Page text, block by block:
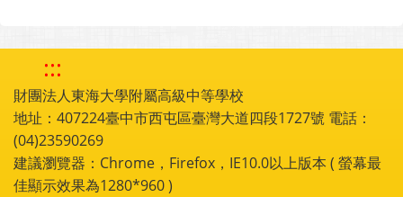
:::
財團法人東海大學附屬高級中等學校
地址：407224臺中市西屯區臺灣大道四段1727號 電話：
(04)23590269
建議瀏覽器：Chrome，Firefox，IE10.0以上版本 ( 螢幕最
佳顯示效果為1280*960 )